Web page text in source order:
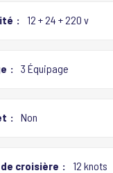
12 + 24 + 220 v
3 Équipage
Non
croisière 12 knots